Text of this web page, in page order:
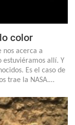
color
nos acerca a
estuviéramos allí. Y
Es el caso de
trae la NASA.…